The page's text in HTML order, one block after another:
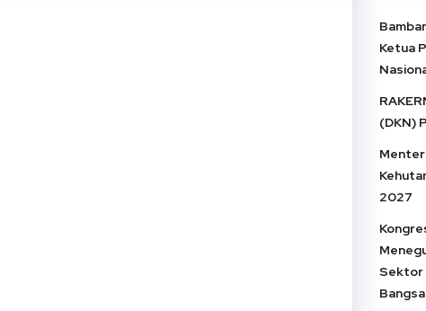
Ketua
(DKN)
2027
Sektor
Bangsa